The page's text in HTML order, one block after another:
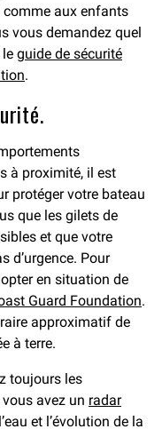
aux enfants
vous demandez quel
guide de sécurité
.
à proximité, il est
protéger votre bateau
que les gilets de
et que votre
d’urgence. Pour
en situation de
Guard Foundation.
approximatif de
à terre.
toujours les
avez un radar
et l’évolution de la